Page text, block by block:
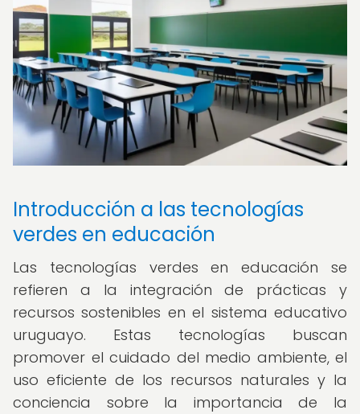
Introducción a las tecnologías
verdes en educación
Las tecnologías verdes en educación se
refieren a la integración de prácticas y
recursos sostenibles en el sistema educativo
uruguayo. Estas tecnologías buscan
promover el cuidado del medio ambiente, el
uso eficiente de los recursos naturales y la
conciencia sobre la importancia de la